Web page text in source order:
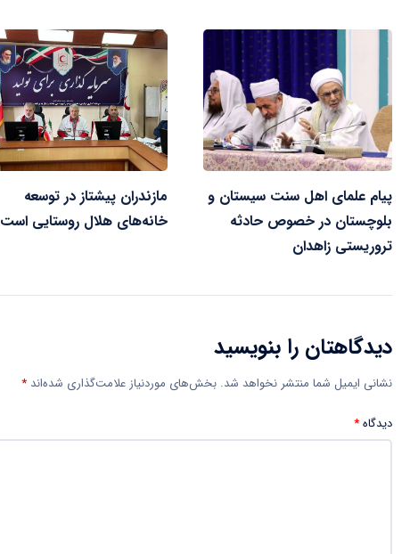
پیام علمای اهل سنت سیستان و
بلوچستان در خصوص حادثه
تروریستی زاهدان
مازندران پیشتاز در توسعه
خانه‌های هلال روستایی است
دیدگاهتان را بنویسید
نشانی ایمیل شما منتشر نخواهد شد. بخش‌های موردنیاز علامت‌گذاری شده‌اند *
دیدگاه*